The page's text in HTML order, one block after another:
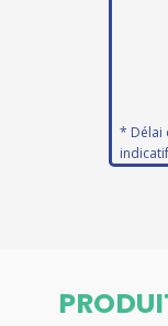
* Délai
indicatif